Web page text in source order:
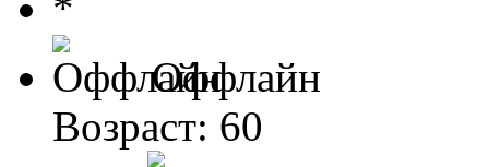
Оффлайн
Возраст: 60